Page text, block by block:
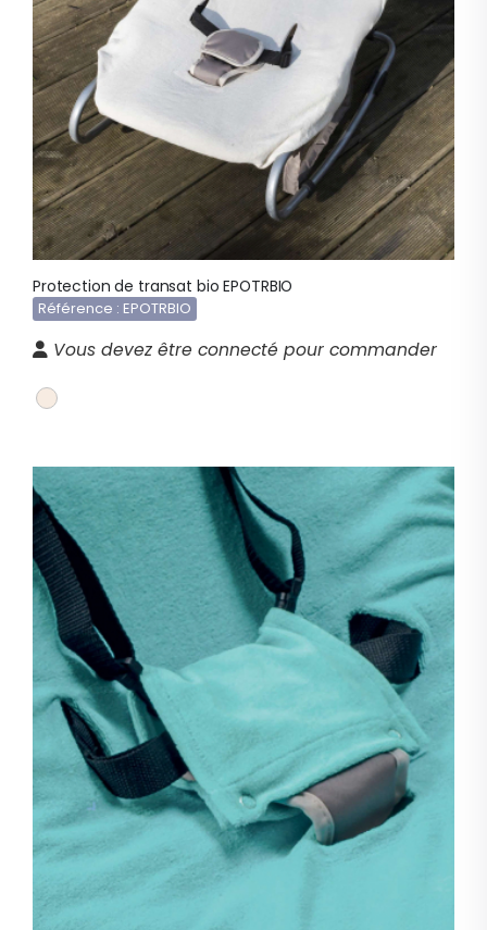
Protection de transat bio EPOTRBIO
Référence : EPOTRBIO
Vous devez être connecté pour commander